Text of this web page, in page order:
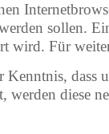
sollen.
wird. Für
Kenntnis, dass
werden diese